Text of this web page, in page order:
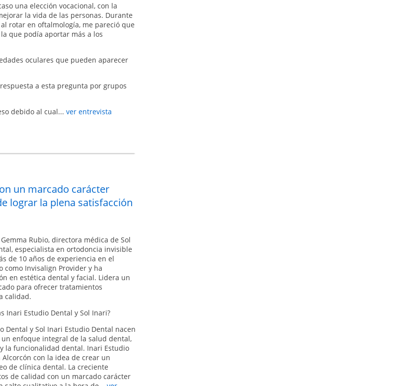
una elección vocacional, con la
la vida de las personas. Durante
rotar en oftalmología, me pareció que
que podía aportar más a los
oculares que pueden aparecer
a esta pregunta por grupos
debido al cual... ver entrevista
un marcado carácter
lograr la plena satisfacción
Rubio, directora médica de Sol
especialista en ortodoncia invisible
de 10 años de experiencia en el
como Invisalign Provider y ha
en estética dental y facial. Lidera un
para ofrecer tratamientos
calidad.
Inari Estudio Dental y Sol Inari?
Dental y Sol Inari Estudio Dental nacen
enfoque integral de la salud dental,
la funcionalidad dental. Inari Estudio
con la idea de crear un
de clínica dental. La creciente
de calidad con un marcado carácter